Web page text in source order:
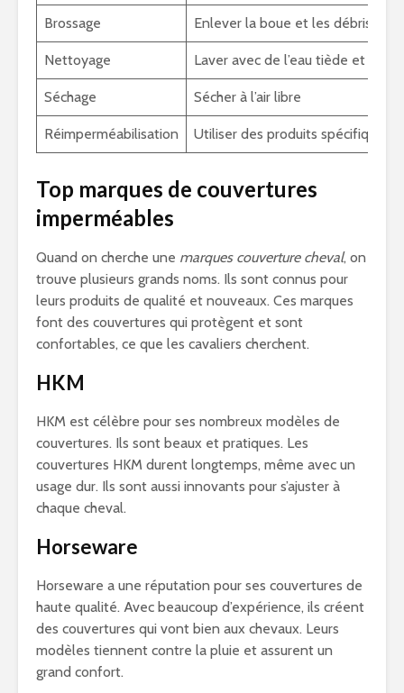
Brossage Enlever la boue et les débris
Nettoyage Laver avec de l’eau tiède et un
Séchage Sécher à l’air libre
Réimperméabilisation Utiliser des produits spécifiques
Top marques de couvertures
imperméables
Quand on cherche une marques couverture cheval, on
trouve plusieurs grands noms. Ils sont connus pour
leurs produits de qualité et nouveaux. Ces marques
font des couvertures qui protègent et sont
confortables, ce que les cavaliers cherchent.
HKM
HKM est célèbre pour ses nombreux modèles de
couvertures. Ils sont beaux et pratiques. Les
couvertures HKM durent longtemps, même avec un
usage dur. Ils sont aussi innovants pour s’ajuster à
chaque cheval.
Horseware
Horseware a une réputation pour ses couvertures de
haute qualité. Avec beaucoup d’expérience, ils créent
des couvertures qui vont bien aux chevaux. Leurs
modèles tiennent contre la pluie et assurent un
grand confort.